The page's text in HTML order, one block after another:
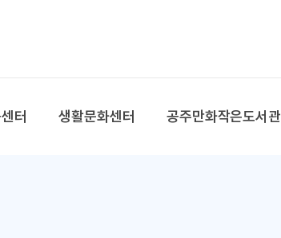
터 생활문화센터 공주만화작은도서관